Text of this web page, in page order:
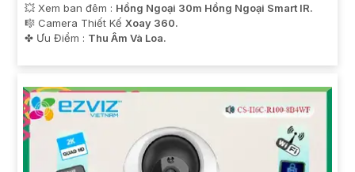
💥 Xem ban đêm : Hồng Ngoại 30m Hồng Ngoại Smart IR.
🎼️ Camera Thiết Kế Xoay 360.
️✤ Ưu Điểm : Thu Âm Và Loa.